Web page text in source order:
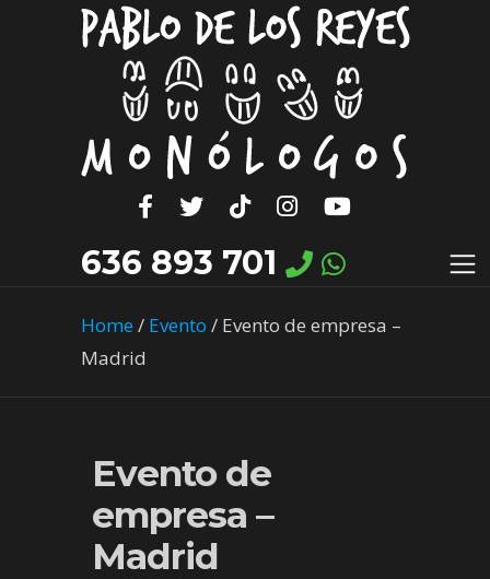
636 893 701
Home/ Evento / Evento de empresa –
Madrid
Evento de
empresa –
Madrid